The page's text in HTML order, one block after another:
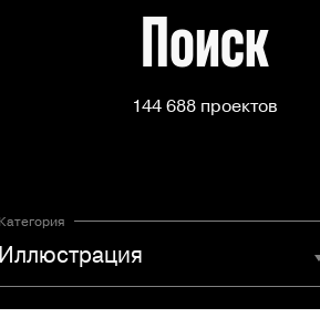
Поиск
144 688 проектов
Категория
Иллюстрация